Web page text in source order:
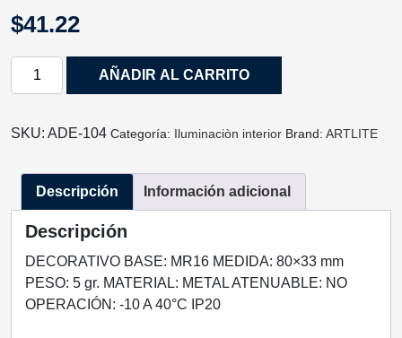
$41.22
EMPOTRABLE
METALICO
INTERIOR
BASE
MR16
cantidad
AÑADIR AL CARRITO
SKU: ADE-104 Categoría: Iluminaciòn interior Brand: ARTLITE
Descripción Información adicional
Descripción
DECORATIVO BASE: MR16 MEDIDA: 80×33 mm
PESO: 5 gr. MATERIAL: METAL ATENUABLE: NO
OPERACIÓN: -10 A 40°C IP20